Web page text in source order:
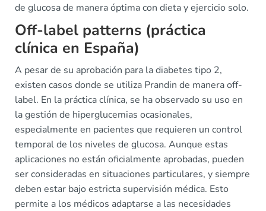
de glucosa de manera óptima con dieta y ejercicio solo.
Off-label patterns (práctica
clínica en España)
A pesar de su aprobación para la diabetes tipo 2,
existen casos donde se utiliza Prandin de manera off-
label. En la práctica clínica, se ha observado su uso en
la gestión de hiperglucemias ocasionales,
especialmente en pacientes que requieren un control
temporal de los niveles de glucosa. Aunque estas
aplicaciones no están oficialmente aprobadas, pueden
ser consideradas en situaciones particulares, y siempre
deben estar bajo estricta supervisión médica. Esto
permite a los médicos adaptarse a las necesidades